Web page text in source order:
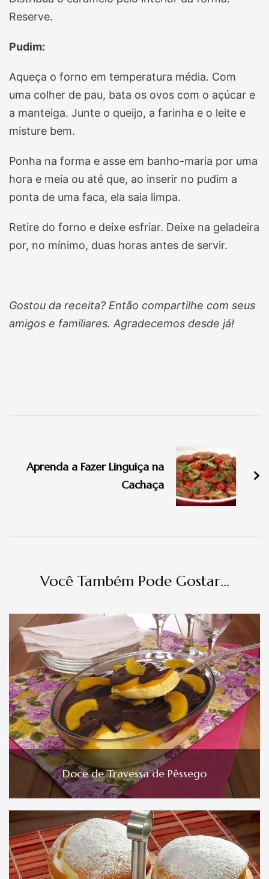
Reserve.
Pudim:
Aqueça o forno em temperatura média. Com
uma colher de pau, bata os ovos com o açúcar e
a manteiga. Junte o queijo, a farinha e o leite e
misture bem.
Ponha na forma e asse em banho-maria por uma
hora e meia ou até que, ao inserir no pudim a
ponta de uma faca, ela saia limpa.
Retire do forno e deixe esfriar. Deixe na geladeira
por, no mínimo, duas horas antes de servir.
Gostou da receita? Então compartilhe com seus
amigos e familiares. Agradecemos desde já!
post
Aprenda a Fazer Linguiça na
Cachaça
Você Também Pode Gostar...
Doce de Travessa de Pêssego